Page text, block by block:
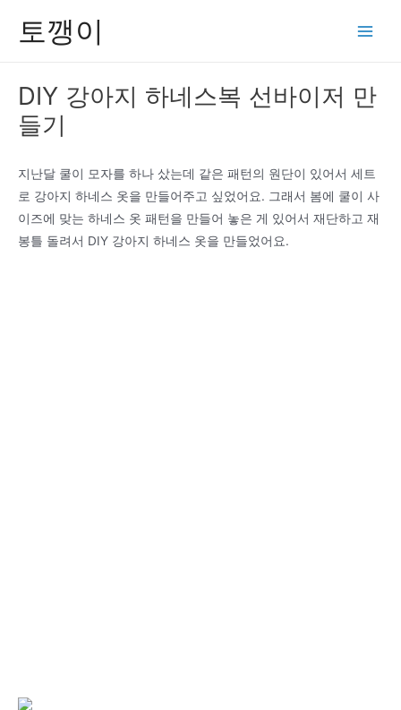
토깽이
DIY 강아지 하네스복 선바이저 만
들기
지난달 쿨이 모자를 하나 샀는데 같은 패턴의 원단이 있어서 세트
로 강아지 하네스 옷을 만들어주고 싶었어요. 그래서 봄에 쿨이 사
이즈에 맞는 하네스 옷 패턴을 만들어 놓은 게 있어서 재단하고 재
봉틀 돌려서 DIY 강아지 하네스 옷을 만들었어요.